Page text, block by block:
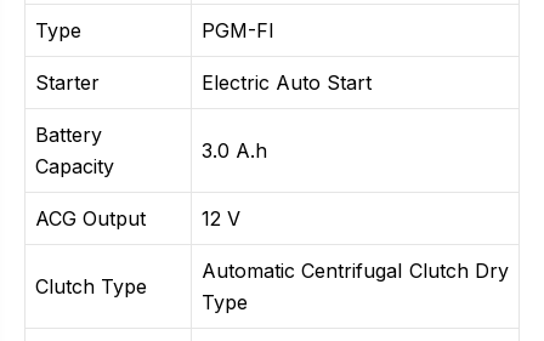
Type PGM-FI
Starter Electric Auto Start
Battery
Capacity
3.0 A.h
ACG Output 12 V
Clutch Type
Automatic Centrifugal Clutch Dry
Type